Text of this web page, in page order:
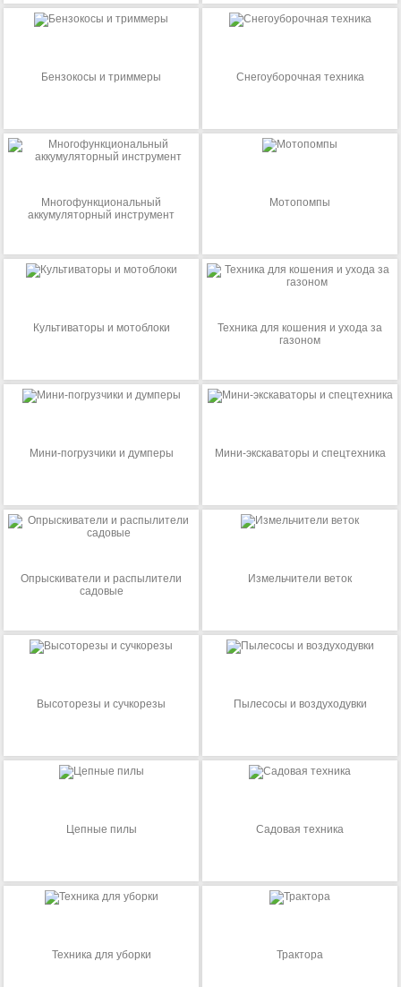
Бензокосы и триммеры Снегоуборочная техника
Многофункциональный
аккумуляторный инструмент
Мотопомпы
Культиваторы и мотоблоки
Техника для кошения и ухода за
газоном
Мини-погрузчики и думперы Мини-экскаваторы и спецтехника
Опрыскиватели и распылители
садовые
Измельчители веток
Высоторезы и сучкорезы Пылесосы и воздуходувки
Цепные пилы Садовая техника
Техника для уборки Трактора